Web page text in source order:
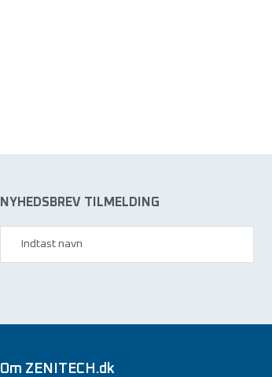
NYHEDSBREV TILMELDING
Om ZENITECH.dk